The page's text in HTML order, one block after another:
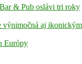
& Pub oslávi tri roky
výnimočná aj
Európy